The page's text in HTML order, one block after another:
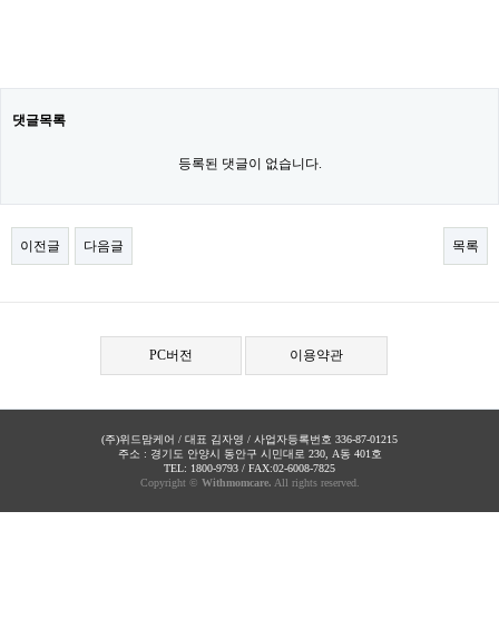
댓글목록
등록된 댓글이 없습니다.
이전글 다음글 목록
PC버전 이용약관
(주)위드맘케어 / 대표 김자영 / 사업자등록번호 336-87-01215
주소 : 경기도 안양시 동안구 시민대로 230, A동 401호
TEL: 1800-9793 / FAX:02-6008-7825
Copyright © Withmomcare. All rights reserved.